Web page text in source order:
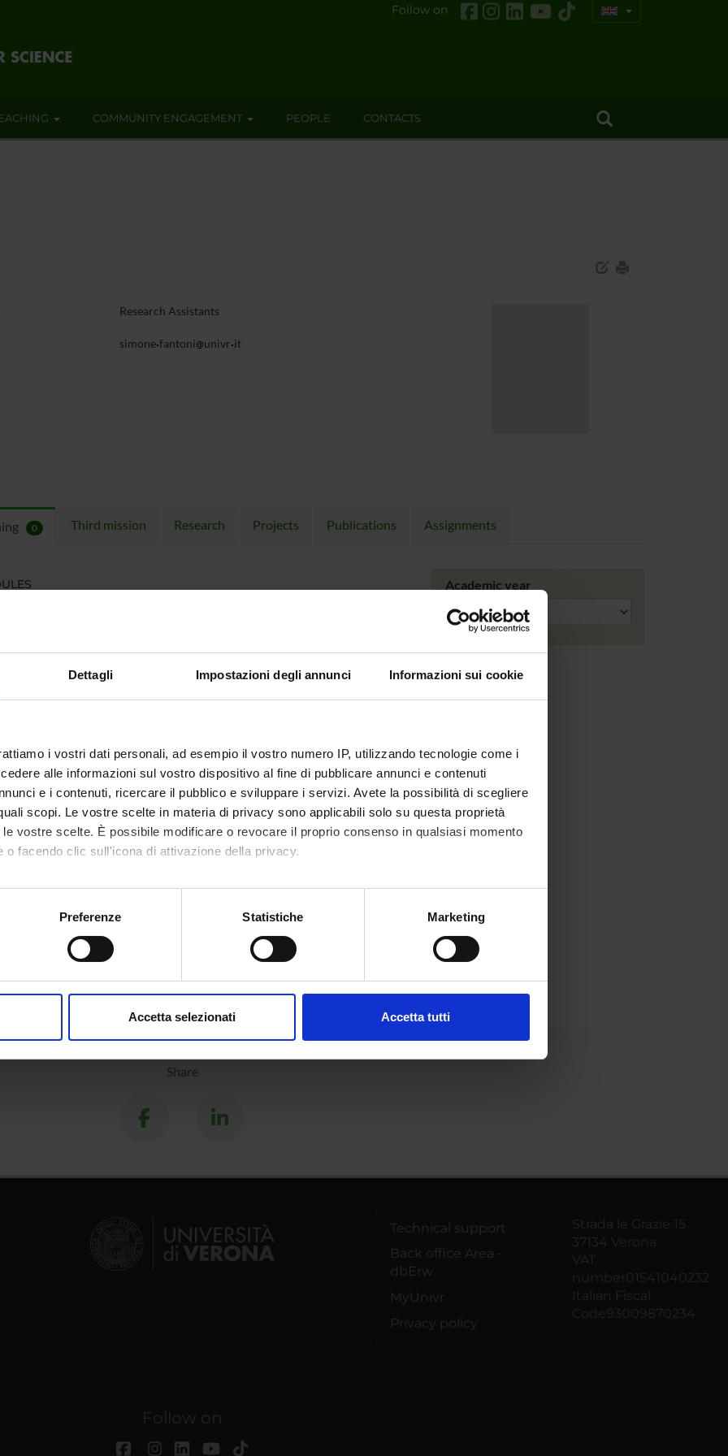
Dettagli Impostazioni degli annunci Informazioni sui cookie
i vostri dati personali, ad esempio il vostro numero IP, utilizzando tecnologie come i
alle informazioni sul vostro dispositivo al fine di pubblicare annunci e contenuti
e i contenuti, ricercare il pubblico e sviluppare i servizi. Avete la possibilità di scegliere
scopi. Le vostre scelte in materia di privacy sono applicabili solo su questa proprietà
vostre scelte. È possibile modificare o revocare il proprio consenso in qualsiasi momento
o facendo clic sull'icona di attivazione della privacy.
anche:
sulla tua posizione geografica, con un'approssimazione di qualche metro,
in qualsiasi momento dalla Dichiarazione sui cookie.
e social media, i quali potrebbero combinarle con altre informazioni che hai fornito loro o
Preferenze Statistiche Marketing
Accetta selezionati Accetta tutti
Follow on
COMMUNITY ENGAGEMENT PEOPLE CONTACTS
Research Assistants
simone fantoni univr it
0 Third mission Research Projects Publications Assignments
Academic year
Share
Technical support
Back office Area -
dbErw
MyUnivr
Privacy policy
Strada le Grazie 15
37134 Verona
VAT
number01541040232
Italian Fiscal
Code93009870234
Follow on